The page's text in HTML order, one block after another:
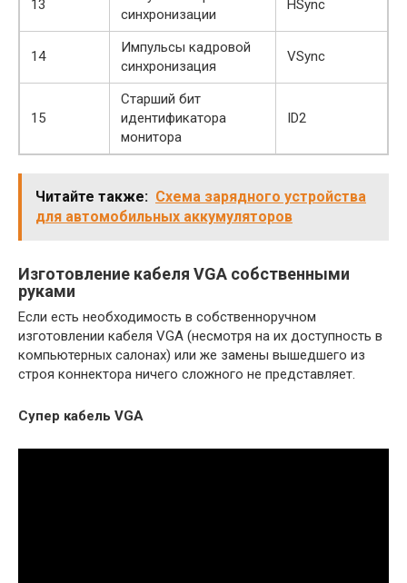
13
синхронизации
HSync
14
Импульсы кадровой
синхронизация
VSync
15
Старший бит
идентификатора
монитора
ID2
Читайте также: Схема зарядного устройства
для автомобильных аккумуляторов
Изготовление кабеля VGA собственными
руками
Если есть необходимость в собственноручном
изготовлении кабеля VGA (несмотря на их доступность в
компьютерных салонах) или же замены вышедшего из
строя коннектора ничего сложного не представляет.
Супер кабель VGA